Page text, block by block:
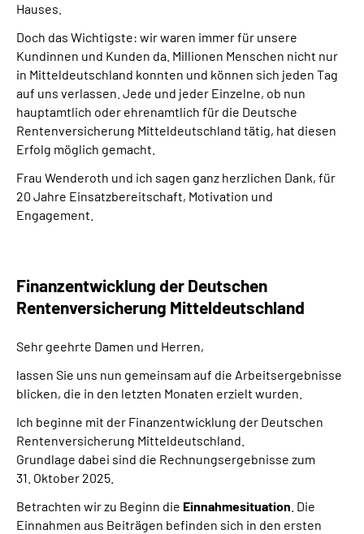
Hauses.
Doch das Wichtigste: wir waren immer für unsere
Kundinnen und Kunden da. Millionen Menschen nicht nur
in Mitteldeutschland konnten und können sich jeden Tag
auf uns verlassen. Jede und jeder Einzelne, ob nun
hauptamtlich oder ehrenamtlich für die Deutsche
Rentenversicherung Mitteldeutschland tätig, hat diesen
Erfolg möglich gemacht.
Frau Wenderoth und ich sagen ganz herzlichen Dank, für
20 Jahre Einsatzbereitschaft, Motivation und
Engagement.
Finanzentwicklung der Deutschen
Rentenversicherung Mitteldeutschland
Sehr geehrte Damen und Herren,
lassen Sie uns nun gemeinsam auf die Arbeitsergebnisse
blicken, die in den letzten Monaten erzielt wurden.
Ich beginne mit der Finanzentwicklung der Deutschen
Rentenversicherung Mitteldeutschland.
Grundlage dabei sind die Rechnungsergebnisse zum
31. Oktober 2025.
Betrachten wir zu Beginn die Einnahmesituation . Die
Einnahmen aus Beiträgen befinden sich in den ersten